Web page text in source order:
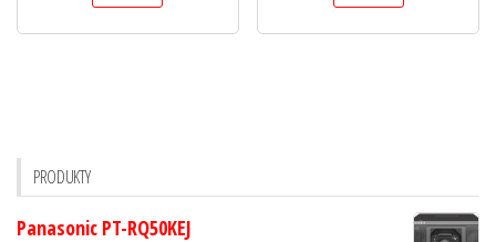
PRODUKTY
Panasonic PT-RQ50KEJ